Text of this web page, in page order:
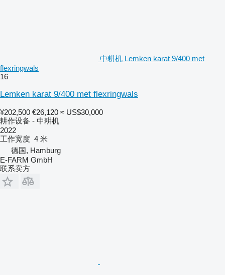
中耕机 Lemken karat 9/400 met
flexringwals
16
Lemken karat 9/400 met flexringwals
¥202,500 €26,120 ≈ US$30,000
耕作设备 - 中耕机
2022
工作宽度 4 米
德国, Hamburg
E-FARM GmbH
联系卖方